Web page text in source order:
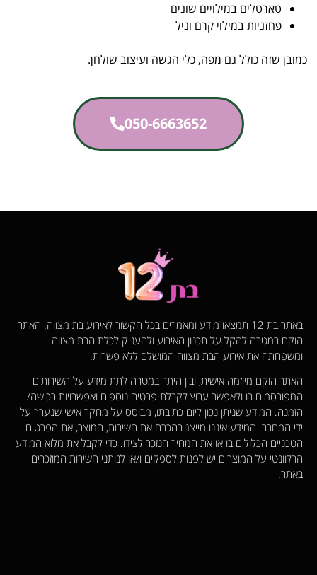
טארטלים במילויים שונים
פחזניות במילוי קרם וניל
כמובן שזה כולל גם מפה, כלי הגשה ועיצוב שולחן.
050-6663652
באתר בת 12 תמצאו מידע ומאמרים בכל הקשור לאירוע בת מצווה. האתר
הוקם במטרה להקל על תכנון האירוע ולהעניק לכלת הבת מצווה
ומשפחתה את אירוע הבת מצווה המושלם ללא פשרות.
האתר הוקם מיוזמה אישית, ובין היתר במטרה לתת מידע על השירותים
המפורסמים בו ולאפשר ערוץ לקבלת פרטים נוספים ואפשרויות רכישה/
הזמנה. המידע שניתן נכון ליום כתיבתו, מבוסס על מחקר אישי שנערך על
ידי המחבר. המידע איננו מייצג בהכרח את השירות, המוצר, את הפרטים
הטכניים הכלולים בו או את המחיר הנזכר לצידו. כדי לקבל את מלוא המידע
הרלוונטי על המוצרים יש לפנות לספקים ו/או לנותני השירות המוזכרים
באתר.